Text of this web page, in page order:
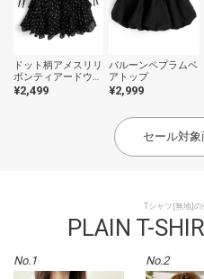
ドット柄アメスリリ
ボンティアードウェ
ーブフリルブラウス
¥2,499
バルーンペプラムベ
アトップ
¥2,999
セール対
Tシャツ[無地]の
PLAIN T-
No.1 No.2